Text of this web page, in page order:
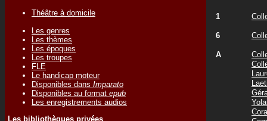
Théâtre à domicile
Les genres
Les thèmes
Les époques
Les troupes
FLE
Le handicap moteur
Disponibles dans Imparato
Disponibles au format epub
Les enregistrements audios
Les bibliothèques privées
1
6
A